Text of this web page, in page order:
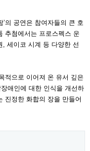
’의 공연은 참여자들의 큰 호
추첨에서는 프로스펙스 운
세이코 시계 등 다양한 선
적으로 이어져 온 유서 깊은
애인에 대한 인식을 개선하
진정한 화합의 장을 만들어